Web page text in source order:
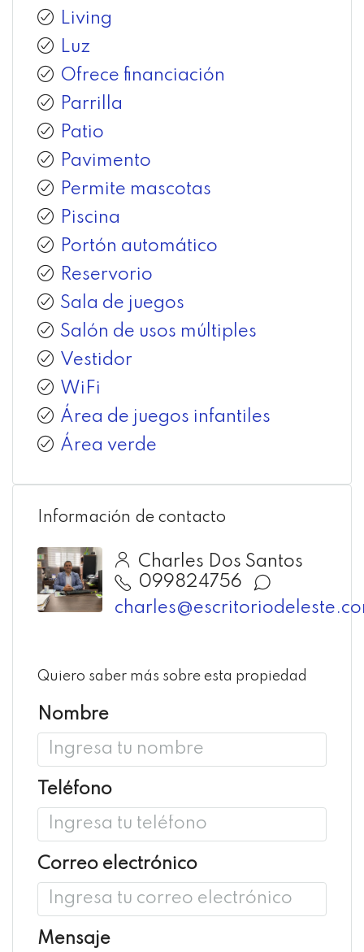
Living
Luz
Ofrece financiación
Parrilla
Patio
Pavimento
Permite mascotas
Piscina
Portón automático
Reservorio
Sala de juegos
Salón de usos múltiples
Vestidor
WiFi
Área de juegos infantiles
Área verde
Información de contacto
Charles Dos Santos
099824756
Quiero saber más sobre esta propiedad
Nombre
Teléfono
Correo electrónico
Mensaje